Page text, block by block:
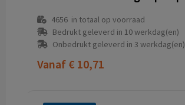
4656in totaal op voorraad
Bedrukt geleverd in 10 werkdag(en)
Onbedrukt geleverd in 3 werkdag(en)
Vanaf € 10,71